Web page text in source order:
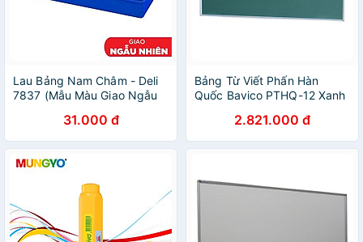
Lau Bảng Nam Châm - Deli
7837 (Mẫu Màu Giao Ngẫu
31.000 đ
Bảng Từ Viết Phấn Hàn
Quốc Bavico PTHQ-12 Xanh
2.821.000 đ